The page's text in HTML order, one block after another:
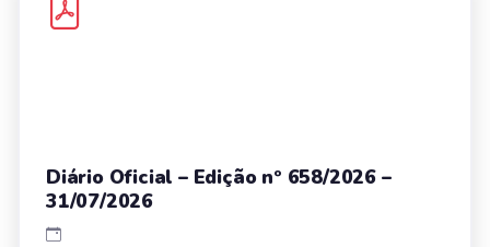
Diário Oficial – Edição nº 658/2026 –
31/07/2026